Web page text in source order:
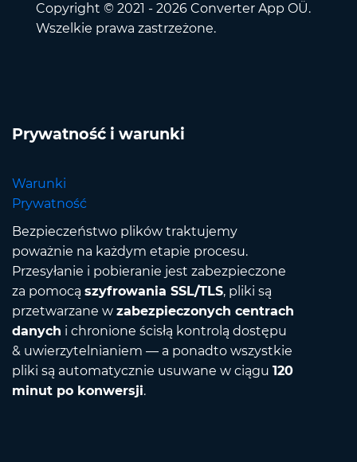
Copyright © 2021 - 2026 Converter App OÜ.
Wszelkie prawa zastrzeżone.
Prywatność i warunki
Warunki
Prywatność
Bezpieczeństwo plików traktujemy
poważnie na każdym etapie procesu.
Przesyłanie i pobieranie jest zabezpieczone
za pomocą szyfrowania SSL/TLS, pliki są
przetwarzane w zabezpieczonych centrach
danych i chronione ścisłą kontrolą dostępu
& uwierzytelnianiem — a ponadto wszystkie
pliki są automatycznie usuwane w ciągu 120
minut po konwersji.